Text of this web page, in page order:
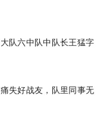
队六中队中队长王猛字
失好战友，队里同事无